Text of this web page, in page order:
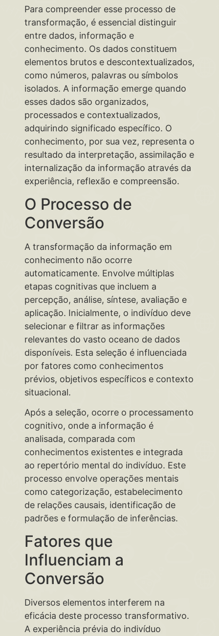
Para compreender esse processo de
transformação, é essencial distinguir
entre dados, informação e
conhecimento. Os dados constituem
elementos brutos e descontextualizados,
como números, palavras ou símbolos
isolados. A informação emerge quando
esses dados são organizados,
processados e contextualizados,
adquirindo significado específico. O
conhecimento, por sua vez, representa o
resultado da interpretação, assimilação e
internalização da informação através da
experiência, reflexão e compreensão.
O Processo de
Conversão
A transformação da informação em
conhecimento não ocorre
automaticamente. Envolve múltiplas
etapas cognitivas que incluem a
percepção, análise, síntese, avaliação e
aplicação. Inicialmente, o indivíduo deve
selecionar e filtrar as informações
relevantes do vasto oceano de dados
disponíveis. Esta seleção é influenciada
por fatores como conhecimentos
prévios, objetivos específicos e contexto
situacional.
Após a seleção, ocorre o processamento
cognitivo, onde a informação é
analisada, comparada com
conhecimentos existentes e integrada
ao repertório mental do indivíduo. Este
processo envolve operações mentais
como categorização, estabelecimento
de relações causais, identificação de
padrões e formulação de inferências.
Fatores que
Influenciam a
Conversão
Diversos elementos interferem na
eficácia deste processo transformativo.
A experiência prévia do indivíduo